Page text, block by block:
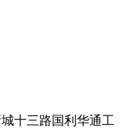
十三路国利华通工